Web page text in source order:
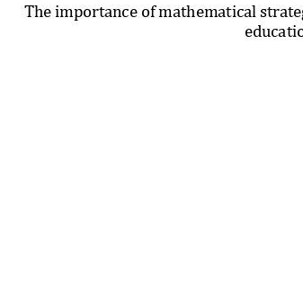
The importance of mathematical